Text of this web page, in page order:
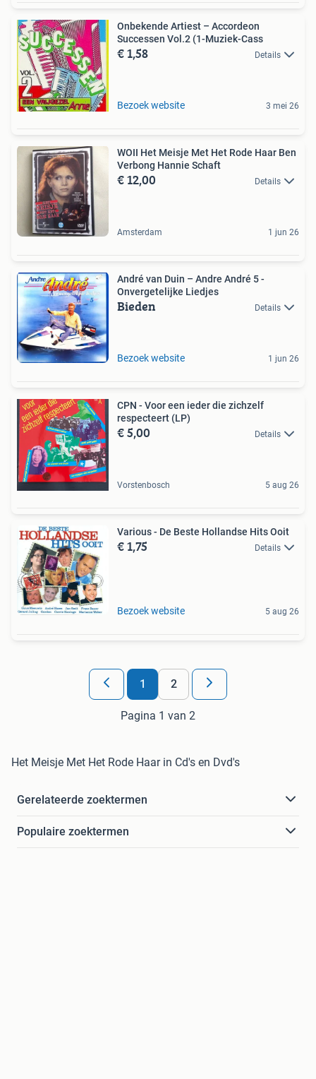
Onbekende Artiest – Accordeon
Successen Vol.2 (1-Muziek-Cass
€ 1,58 Details
Bezoek website 3 mei 26
WOII Het Meisje Met Het Rode Haar Ben
Verbong Hannie Schaft
€ 12,00 Details
Amsterdam 1 jun 26
André van Duin – Andre André 5 -
Onvergetelijke Liedjes
Bieden Details
Bezoek website 1 jun 26
CPN - Voor een ieder die zichzelf
respecteert (LP)
€ 5,00 Details
Vorstenbosch 5 aug 26
Various - De Beste Hollandse Hits Ooit
€ 1,75 Details
Bezoek website 5 aug 26
1 2
Pagina 1 van 2
Het Meisje Met Het Rode Haar in Cd's en Dvd's
Gerelateerde zoektermen
Populaire zoektermen